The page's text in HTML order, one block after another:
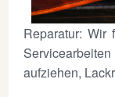
Reparatur: Wir
aufziehen,